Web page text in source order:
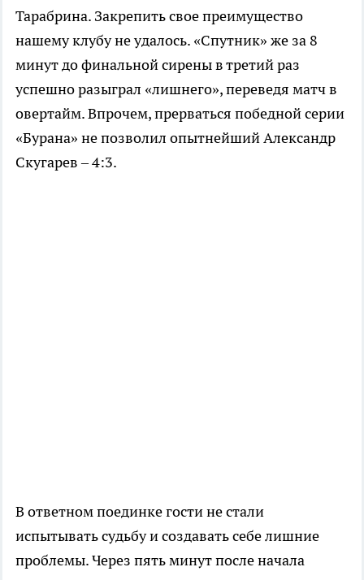
Тарабрина. Закрепить свое преимущество
нашему клубу не удалось. «Спутник» же за 8
минут до финальной сирены в третий раз
успешно разыграл «лишнего», переведя матч в
овертайм. Впрочем, прерваться победной серии
«Бурана» не позволил опытнейший Александр
Скугарев – 4:3.
В ответном поединке гости не стали
испытывать судьбу и создавать себе лишние
проблемы. Через пять минут после начала